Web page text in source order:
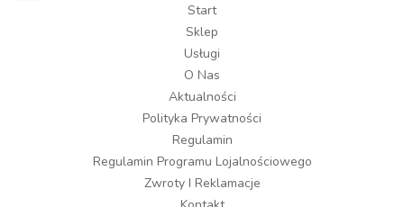
Start
Sklep
Usługi
O Nas
Aktualności
Polityka Prywatności
Regulamin
Regulamin Programu Lojalnościowego
Zwroty I Reklamacje